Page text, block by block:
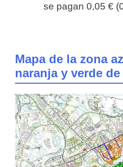
se pagan 0,05 €
Mapa de la zona
naranja y verde